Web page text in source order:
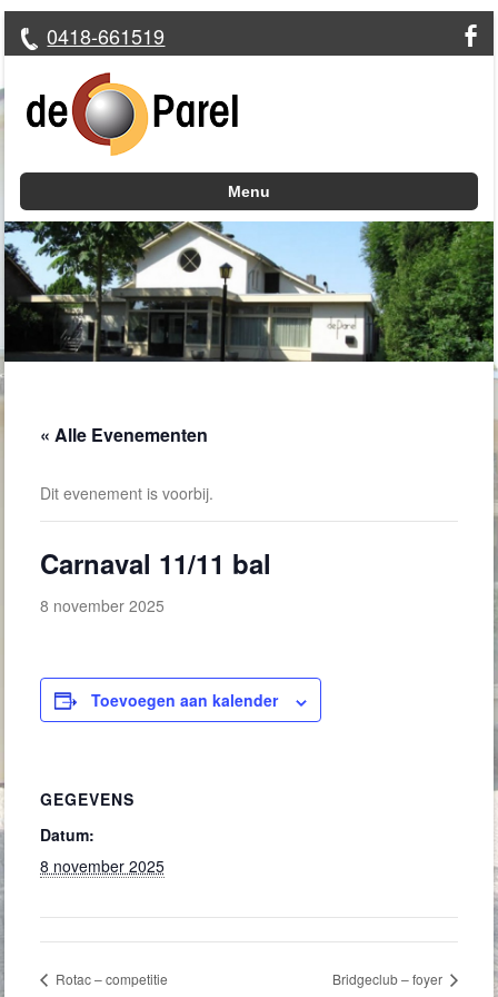
0418-661519
Menu
Skip to content
« Alle Evenementen
Dit evenement is voorbij.
Carnaval 11/11 bal
8 november 2025
Toevoegen aan kalender
GEGEVENS
Datum:
8 november 2025
Rotac – competitie Bridgeclub – foyer